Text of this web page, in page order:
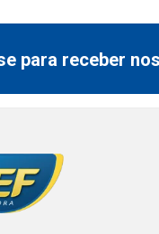
para receber